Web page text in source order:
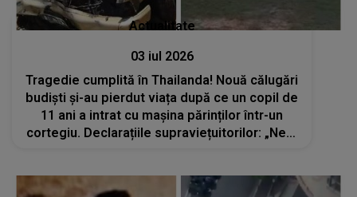
Actualitate
03 iul 2026
Tragedie cumplită în Thailanda! Nouă călugări
budiști și-au pierdut viața după ce un copil de
11 ani a intrat cu mașina părinților într-un
cortegiu. Declarațiile supraviețuitorilor: „Ne-a